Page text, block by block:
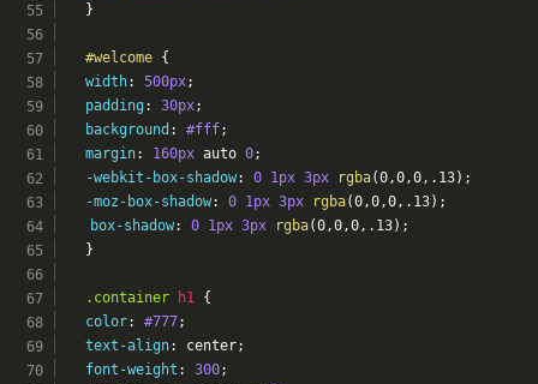
	}
#welcome {
width: 500px;
padding : 30px;
background : #fff;
margin: 160px auto 0;
-webkit-box-shadow: 0 1px 3px rgba(0,0,0,.13);
-moz-box-shadow: 0 1px 3px rgba(0,0,0,.13);
box-shadow: 0 1px 3px rgba(0,0,0,.13);
	}
.container h1 {
color: #777;
text-align: center;
font-weight : 300;